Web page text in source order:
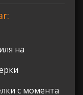
на
с момента